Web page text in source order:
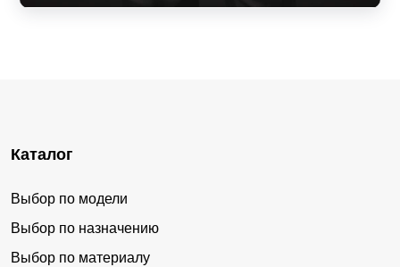
Каталог
Выбор по модели
Выбор по назначению
Выбор по материалу